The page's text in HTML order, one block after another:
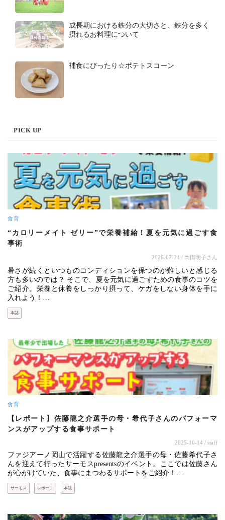
成長期における鉄分の大切さと、鉄分を多く
摂れるお料理について
補食にぴったり☆ポテトスコーン
PICK UP
食育
“カロリーメイト ゼリー”で栄養補給！夏を元気に過ごす食
事術
2026-07-24 / 岡田明子さん
暑さが続くといつものコンディションを保つのが難しいと感じる
方も多いのでは？ そこで、夏を元気に過ごすための食事のコツを
ご紹介。栄養と休養をしっかり摂って、ケガをしない身体を手に
入れよう！…
本誌
食育
【レポート】佐藤龍之介選手の母・希代子さんのパフォーマ
ンスがアップする食事サポート
2025-10-14 / staff
ファジアーノ岡山で活躍する佐藤龍之介選手の母・佐藤希代子さ
んを迎えて行ったサーモスpresentsのイベント。ここでは佐藤さん
が心がけていた、食事にまつわるサポートをご紹介！…
サーモス レポート 本誌